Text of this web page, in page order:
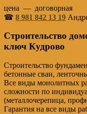
цена — договорная
☎ 8 981 842 13 19
Строительство
ключ Кудрово
Строительство
бетонные сваи,
Все виды монолитных
сложности по
(металлочерепица,
Гарантия на все виды